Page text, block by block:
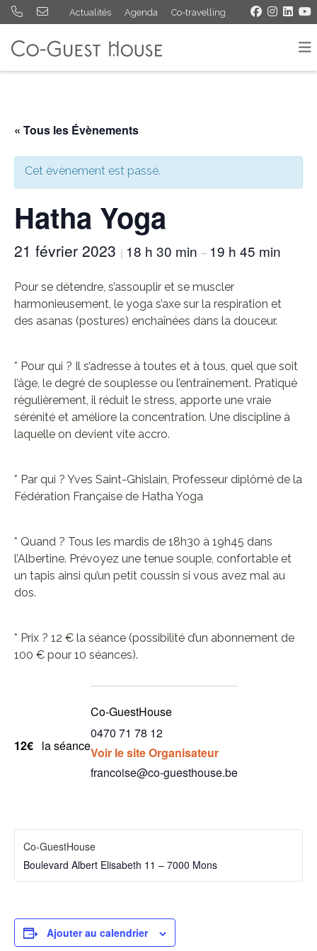
Actualités Agenda Co-travelling
« Tous les Évènements
Cet évènement est passé.
Hatha Yoga
21 février 2023 | 18 h 30 min – 19 h 45 min
Pour se détendre, s’assouplir et se muscler
harmonieusement, le yoga s’axe sur la respiration et
des asanas (postures) enchaînées dans la douceur.
* Pour qui ? Il s’adresse à toutes et à tous, quel que soit
l’âge, le degré de souplesse ou l’entraînement. Pratiqué
régulièrement, il réduit le stress, apporte une vraie
sérénité et améliore la concentration. Une discipline à
laquelle on devient vite accro.
* Par qui ? Yves Saint-Ghislain, Professeur diplômé de la
Fédération Française de Hatha Yoga
* Quand ? Tous les mardis de 18h30 à 19h45 dans
l’Albertine. Prévoyez une tenue souple, confortable et
un tapis ainsi qu’un petit coussin si vous avez mal au
dos.
* Prix ? 12 € la séance (possibilité d’un abonnement de
100 € pour 10 séances).
12€ la séance
Co-GuestHouse
0470 71 78 12
Voir le site Organisateur
francoise@co-guesthouse.be
Co-GuestHouse
Boulevard Albert Elisabeth 11 – 7000 Mons
Ajouter au calendrier